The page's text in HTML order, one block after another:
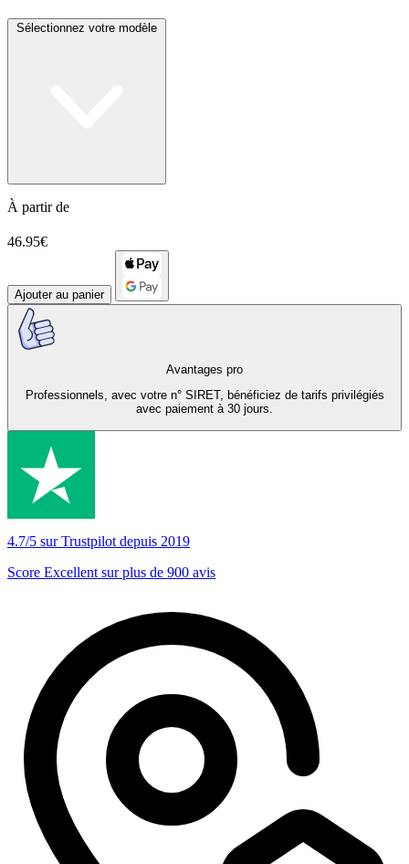
Sélectionnez votre modèle
À partir de
46.95€
Ajouter au panier
Avantages pro
Professionnels, avec votre n° SIRET, bénéficiez de tarifs privilégiés
avec paiement à 30 jours.
4.7/5 sur Trustpilot depuis 2019
Score Excellent sur plus de 900 avis